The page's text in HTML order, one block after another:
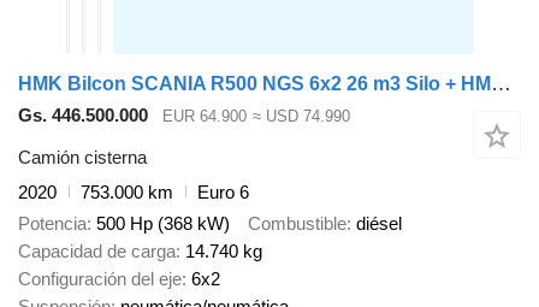
HMK Bilcon SCANIA R500 NGS 6x2 26 m3 Silo + HMK Bilcon Silotrailer + camión cisterna remolque
Gs. 446.500.000 EUR 64.900 ≈ USD 74.990
Camión cisterna
2020
753.000 km
Euro 6
Potencia 500 Hp (368 kW) Combustible diésel
Capacidad de carga 14.740 kg
Configuración del eje 6x2